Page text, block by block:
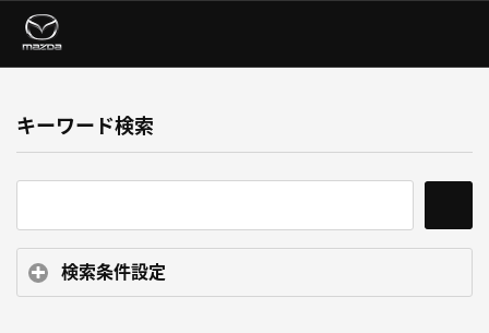
キーワード検索
検索条件設定